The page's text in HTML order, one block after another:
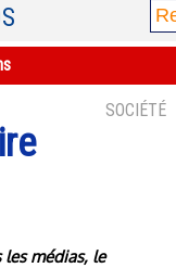
SOCIÉTÉ
médias, le